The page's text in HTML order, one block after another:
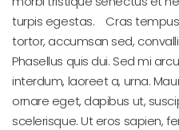
turpis egestas. Cras
tortor, accumsan sed,
Phasellus quis dui. Sed mi
interdum, laoreet a, urna.
ornare eget, dapibus ut,
scelerisque. Ut eros sapien,